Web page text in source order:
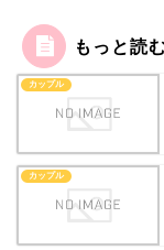
もっと読
カップル
カップル